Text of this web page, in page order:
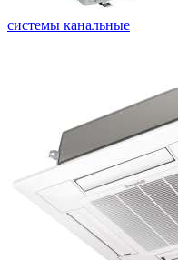
системы канальные